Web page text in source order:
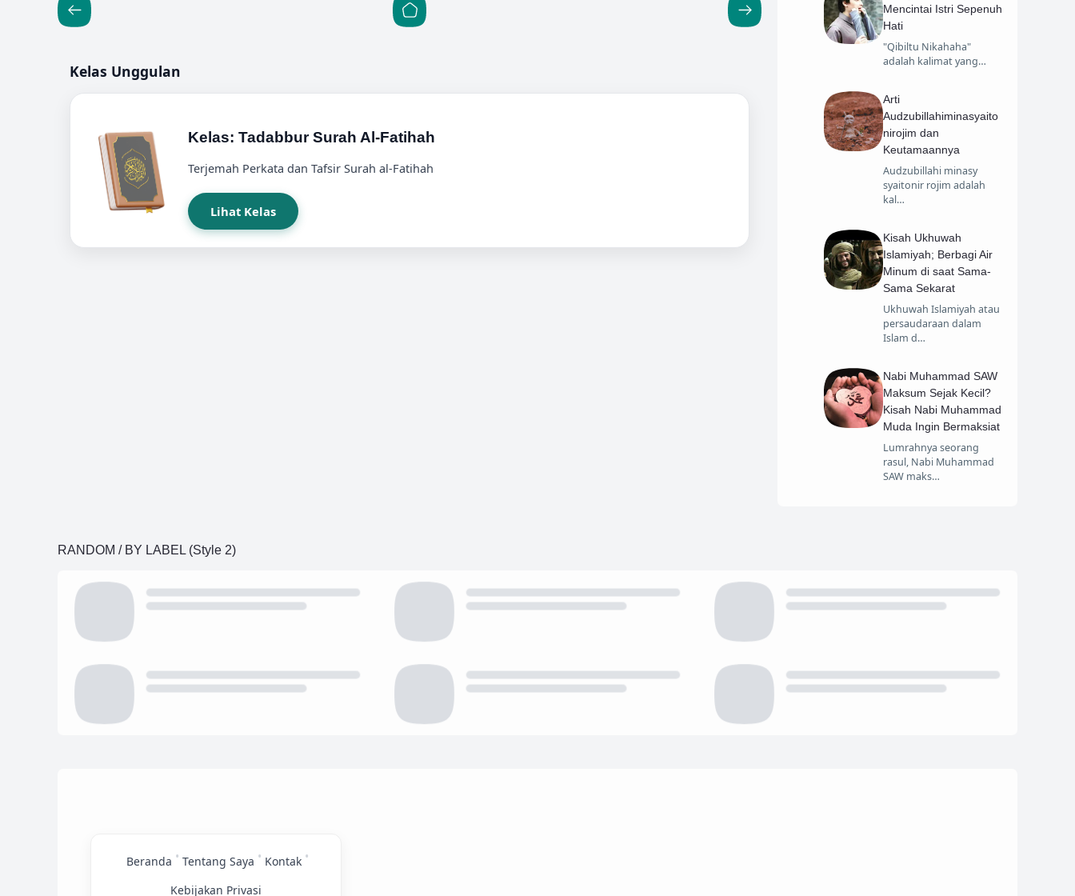
Kelas Unggulan
Kelas: Tadabbur Surah Al-Fatihah
Terjemah Perkata dan Tafsir Surah al-Fatihah
Lihat Kelas
Mencintai Istri Sepenuh
Hati
"Qibiltu Nikahaha"
adalah kalimat yang…
Arti
Audzubillahiminasyaito
nirojim dan
Keutamaannya
Audzubillahi minasy
syaitonir rojim adalah
kal…
Kisah Ukhuwah
Islamiyah; Berbagi Air
Minum di saat Sama-
Sama Sekarat
Ukhuwah Islamiyah atau
persaudaraan dalam
Islam d…
Nabi Muhammad SAW
Maksum Sejak Kecil?
Kisah Nabi Muhammad
Muda Ingin Bermaksiat
Lumrahnya seorang
rasul, Nabi Muhammad
SAW maks…
RANDOM / BY LABEL (Style 2)
Beranda • Tentang Saya • Kontak •
Kebijakan Privasi